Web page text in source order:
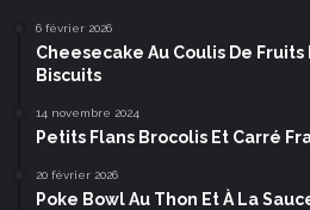
6 février 2026
Cheesecake Au Coulis De Fruits
Biscuits
14 novembre 2024
Petits Flans Brocolis Et Carré
20 février 2026
Poke Bowl Au Thon Et À La